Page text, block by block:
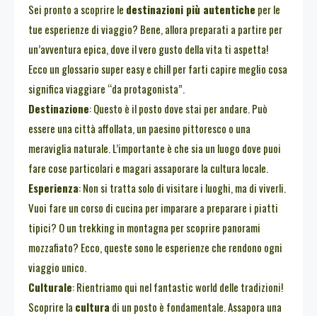
Sei pronto a scoprire le destinazioni più autentiche per le
tue esperienze di viaggio? Bene, allora preparati a partire per
un’avventura epica, dove il vero gusto della vita ti aspetta!
Ecco un glossario super easy e chill per farti capire meglio cosa
significa viaggiare “da protagonista”.
Destinazione: Questo è il posto dove stai per andare. Può
essere una città affollata, un paesino pittoresco o una
meraviglia naturale. L’importante è che sia un luogo dove puoi
fare cose particolari e magari assaporare la cultura locale.
Esperienza: Non si tratta solo di visitare i luoghi, ma di viverli.
Vuoi fare un corso di cucina per imparare a preparare i piatti
tipici? O un trekking in montagna per scoprire panorami
mozzafiato? Ecco, queste sono le esperienze che rendono ogni
viaggio unico.
Culturale: Rientriamo qui nel fantastic world delle tradizioni!
Scoprire la cultura di un posto è fondamentale. Assapora una